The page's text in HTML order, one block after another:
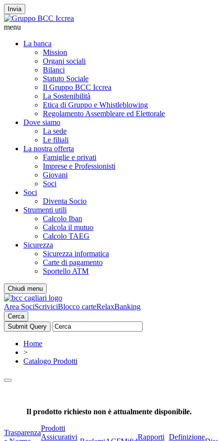
Invia
menu
La banca
Mission
Organi sociali
Bilanci
Statuto Sociale
Il Gruppo BCC Iccrea
La Sostenibilità
Etica di Gruppo e Whistleblowing
Regolamento Assembleare ed Elettorale
Dove siamo
La sede
Le filiali
La nostra offerta
Famiglie e privati
Imprese e Professionisti
Giovani
Soci
Soci
Diventa Socio
Strumenti utili
Calcolo Iban
Calcola il mutuo
Calcolo TAEG
Sicurezza
Sicurezza informatica
Carte di pagamento
Sportello ATM
Chiudi menu
Area SociScriviciBlocco carteRelaxBanking
Cerca
Home
>
Catalogo Prodotti
Il prodotto richiesto non è attualmente disponibile.
Trasparenza
Prodotti
Assicurativi
Rapporti Definizione